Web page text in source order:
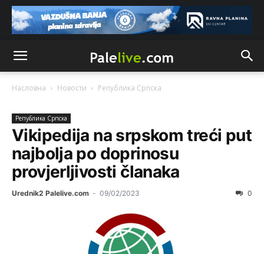
Насловна Новости Рeпублика Српска
Рeпублика Српска
Vikipedija na srpskom treći put
najbolja po doprinosu
provjerljivosti članaka
Urednik2 Palelive.com - 09/02/2023 0